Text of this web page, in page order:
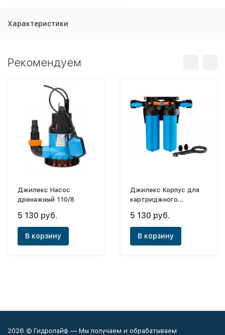
Характеристики
Рекомендуем
Джилекс Насос
дренажный 110/8
5 130 руб.
В корзину
Джилекс Корпус для
картриджного
5 130 руб.
В корзину
2026 © Гидролайф — Мы получаем и обрабатываем